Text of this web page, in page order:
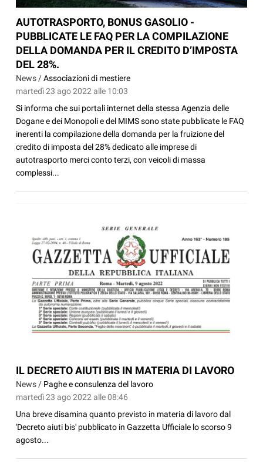
AUTOTRASPORTO, BONUS GASOLIO -
PUBBLICATE LE FAQ PER LA COMPILAZIONE
DELLA DOMANDA PER IL CREDITO D’IMPOSTA
DEL 28%.
News /Associazioni di mestiere
martedì 23 ago 2022 alle 10:03
Si informa che sui portali internet della stessa Agenzia delle
Dogane e dei Monopoli e del MIMS sono state pubblicate le FAQ
inerenti la compilazione della domanda per la fruizione del
credito di imposta del 28% dedicato alle imprese di
autotrasporto merci conto terzi, con veicoli di massa
complessi...
IL DECRETO AIUTI BIS IN MATERIA DI LAVORO
News / Paghe e consulenza del lavoro
martedì 23 ago 2022 alle 08:46
Una breve disamina quanto previsto in materia di lavoro dal
'Decreto aiuti bis' pubblicato in Gazzetta Ufficiale lo scorso 9
agosto...